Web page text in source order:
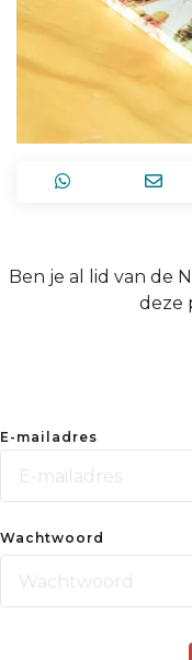
Ben je al lid van de
deze
E-mailadres
Wachtwoord